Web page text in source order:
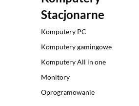
Stacjonarne
Komputery PC
Komputery gamingowe
Komputery All in one
Monitory
Oprogramowanie